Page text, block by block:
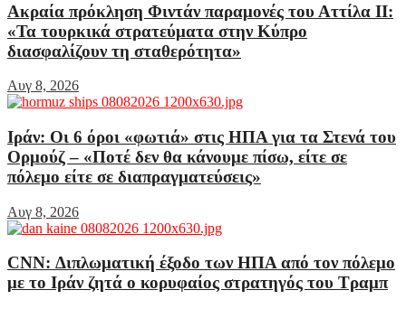
Ακραία πρόκληση Φιντάν παραμονές του Αττίλα ΙΙ:
«Τα τουρκικά στρατεύματα στην Κύπρο
διασφαλίζουν τη σταθερότητα»
Αυγ 8, 2026
Ιράν: Οι 6 όροι «φωτιά» στις ΗΠΑ για τα Στενά του
Ορμούζ – «Ποτέ δεν θα κάνουμε πίσω, είτε σε
πόλεμο είτε σε διαπραγματεύσεις»
Αυγ 8, 2026
CNN: Διπλωματική έξοδο των ΗΠΑ από τον πόλεμο
με το Ιράν ζητά ο κορυφαίος στρατηγός του Τραμπ